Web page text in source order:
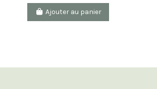
Ajouter au panier